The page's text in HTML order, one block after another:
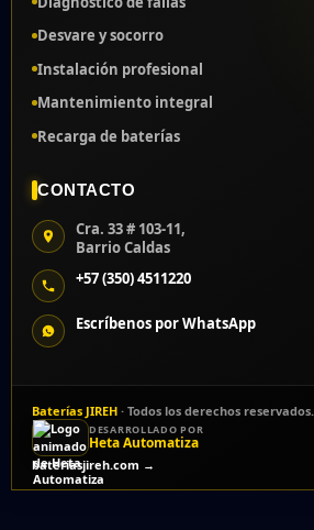
Desvare y socorro
Instalación profesional
Mantenimiento integral
Recarga de baterías
CONTACTO
Cra. 33 # 103-11,
Barrio Caldas
+57 (350) 4511220
Escríbenos por WhatsApp
Baterías JIREH · Todos los derechos reservados.
DESARROLLADO POR
Heta Automatiza
bateriasjireh.com →